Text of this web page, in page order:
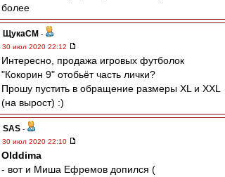
более
ЩукаСМ -
30 июл 2020 22:12
Интересно, продажа игровых футболок
"Кокорин 9" отобьёт часть лички?
Прошу пустить в обращение размеры XL и XXL
(на вырост) :)
SAS -
30 июл 2020 22:10
Olddima
- вот и Миша Ефремов допился (